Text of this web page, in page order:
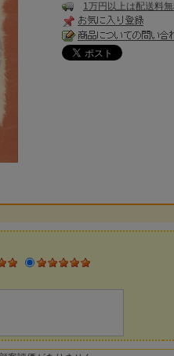
1万円以上は配送料